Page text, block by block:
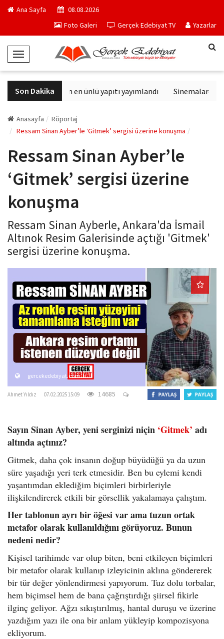
Ana Sayfa
08.08.2026
Foto Galeri
Gerçek Edebiyat TV Yazarlar
T
o
g
g
e
N
v
g
t
o
n
Son Dakika
Philip K. Dick'in en ünlü yapıtı yayımlandı Sinemalarda bu
Anasayfa
Röportaj
Ressam Sinan Ayber’le ‘Gitmek’ sergisi üzerine konuşma
Ressam Sinan Ayber’le
‘Gitmek’ sergisi üzerine
konuşma
Ressam Sinan Ayberle, Ankara'da İsmail
Altınok Resim Galerisinde açtığı 'Gitmek'
sergisi üzerine konuşma.
gercekedebiyat.com
Ahmet Yıldız 07.02.2025 15:09 14685
Sayın Sinan Ayber, yeni serginizi niçin ‘Gitmek’ adı
altında açtınız?
Gitmek, daha çok insanın doğup büyüdüğü ya da uzun
süre yaşadığı yeri terk etmesidir. Ben bu eylemi kendi
yaşantımdan eklediğim biçimleri birbirleriyle
ilişkilendirerek etkili bir görsellik yakalamaya çalıştım.
Her tablonun ayrı bir öğesi var ama tuzun ortak
metafor olarak kullanıldığını görüyoruz. Bunun
nedeni nedir?
Kişisel tarihimde var olup biten, beni etkileyen biçimleri
bir metafor olarak kullanıp izleyicinin aklına göndererek
bir tür değer yönlendirmesi yapıyorum. Tuz dolu torbalar,
hem biçimsel hem de bana çağrıştırdığı şiirsel fikirle
ilginç geliyor. Ağzı sıkıştırılmış, hantal duruşu ve üzerine
yazdığım yazı ile ona bir anlam yükleyip kompozisyona
ekliyorum.